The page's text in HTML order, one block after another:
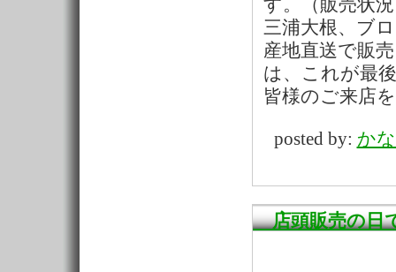
す。（販売状
三浦大根、ブ
産地直送で販
は、これが最
皆様のご来店
posted by: か
店頭販売の日